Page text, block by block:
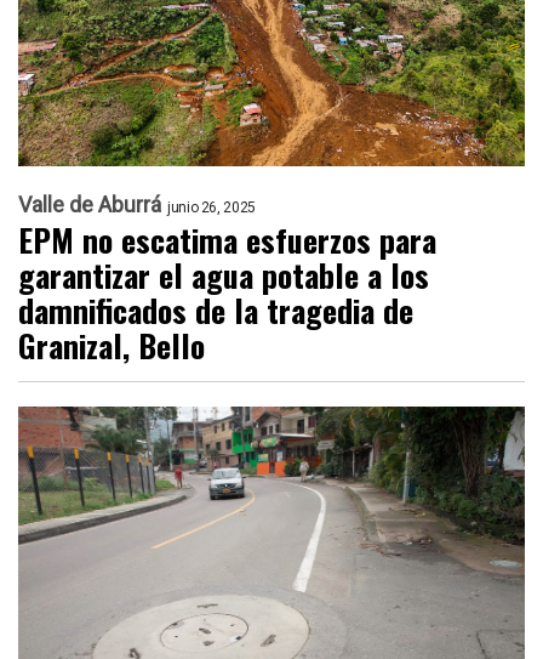
Valle de Aburrá junio 26, 2025
EPM no escatima esfuerzos para
garantizar el agua potable a los
damnificados de la tragedia de
Granizal, Bello